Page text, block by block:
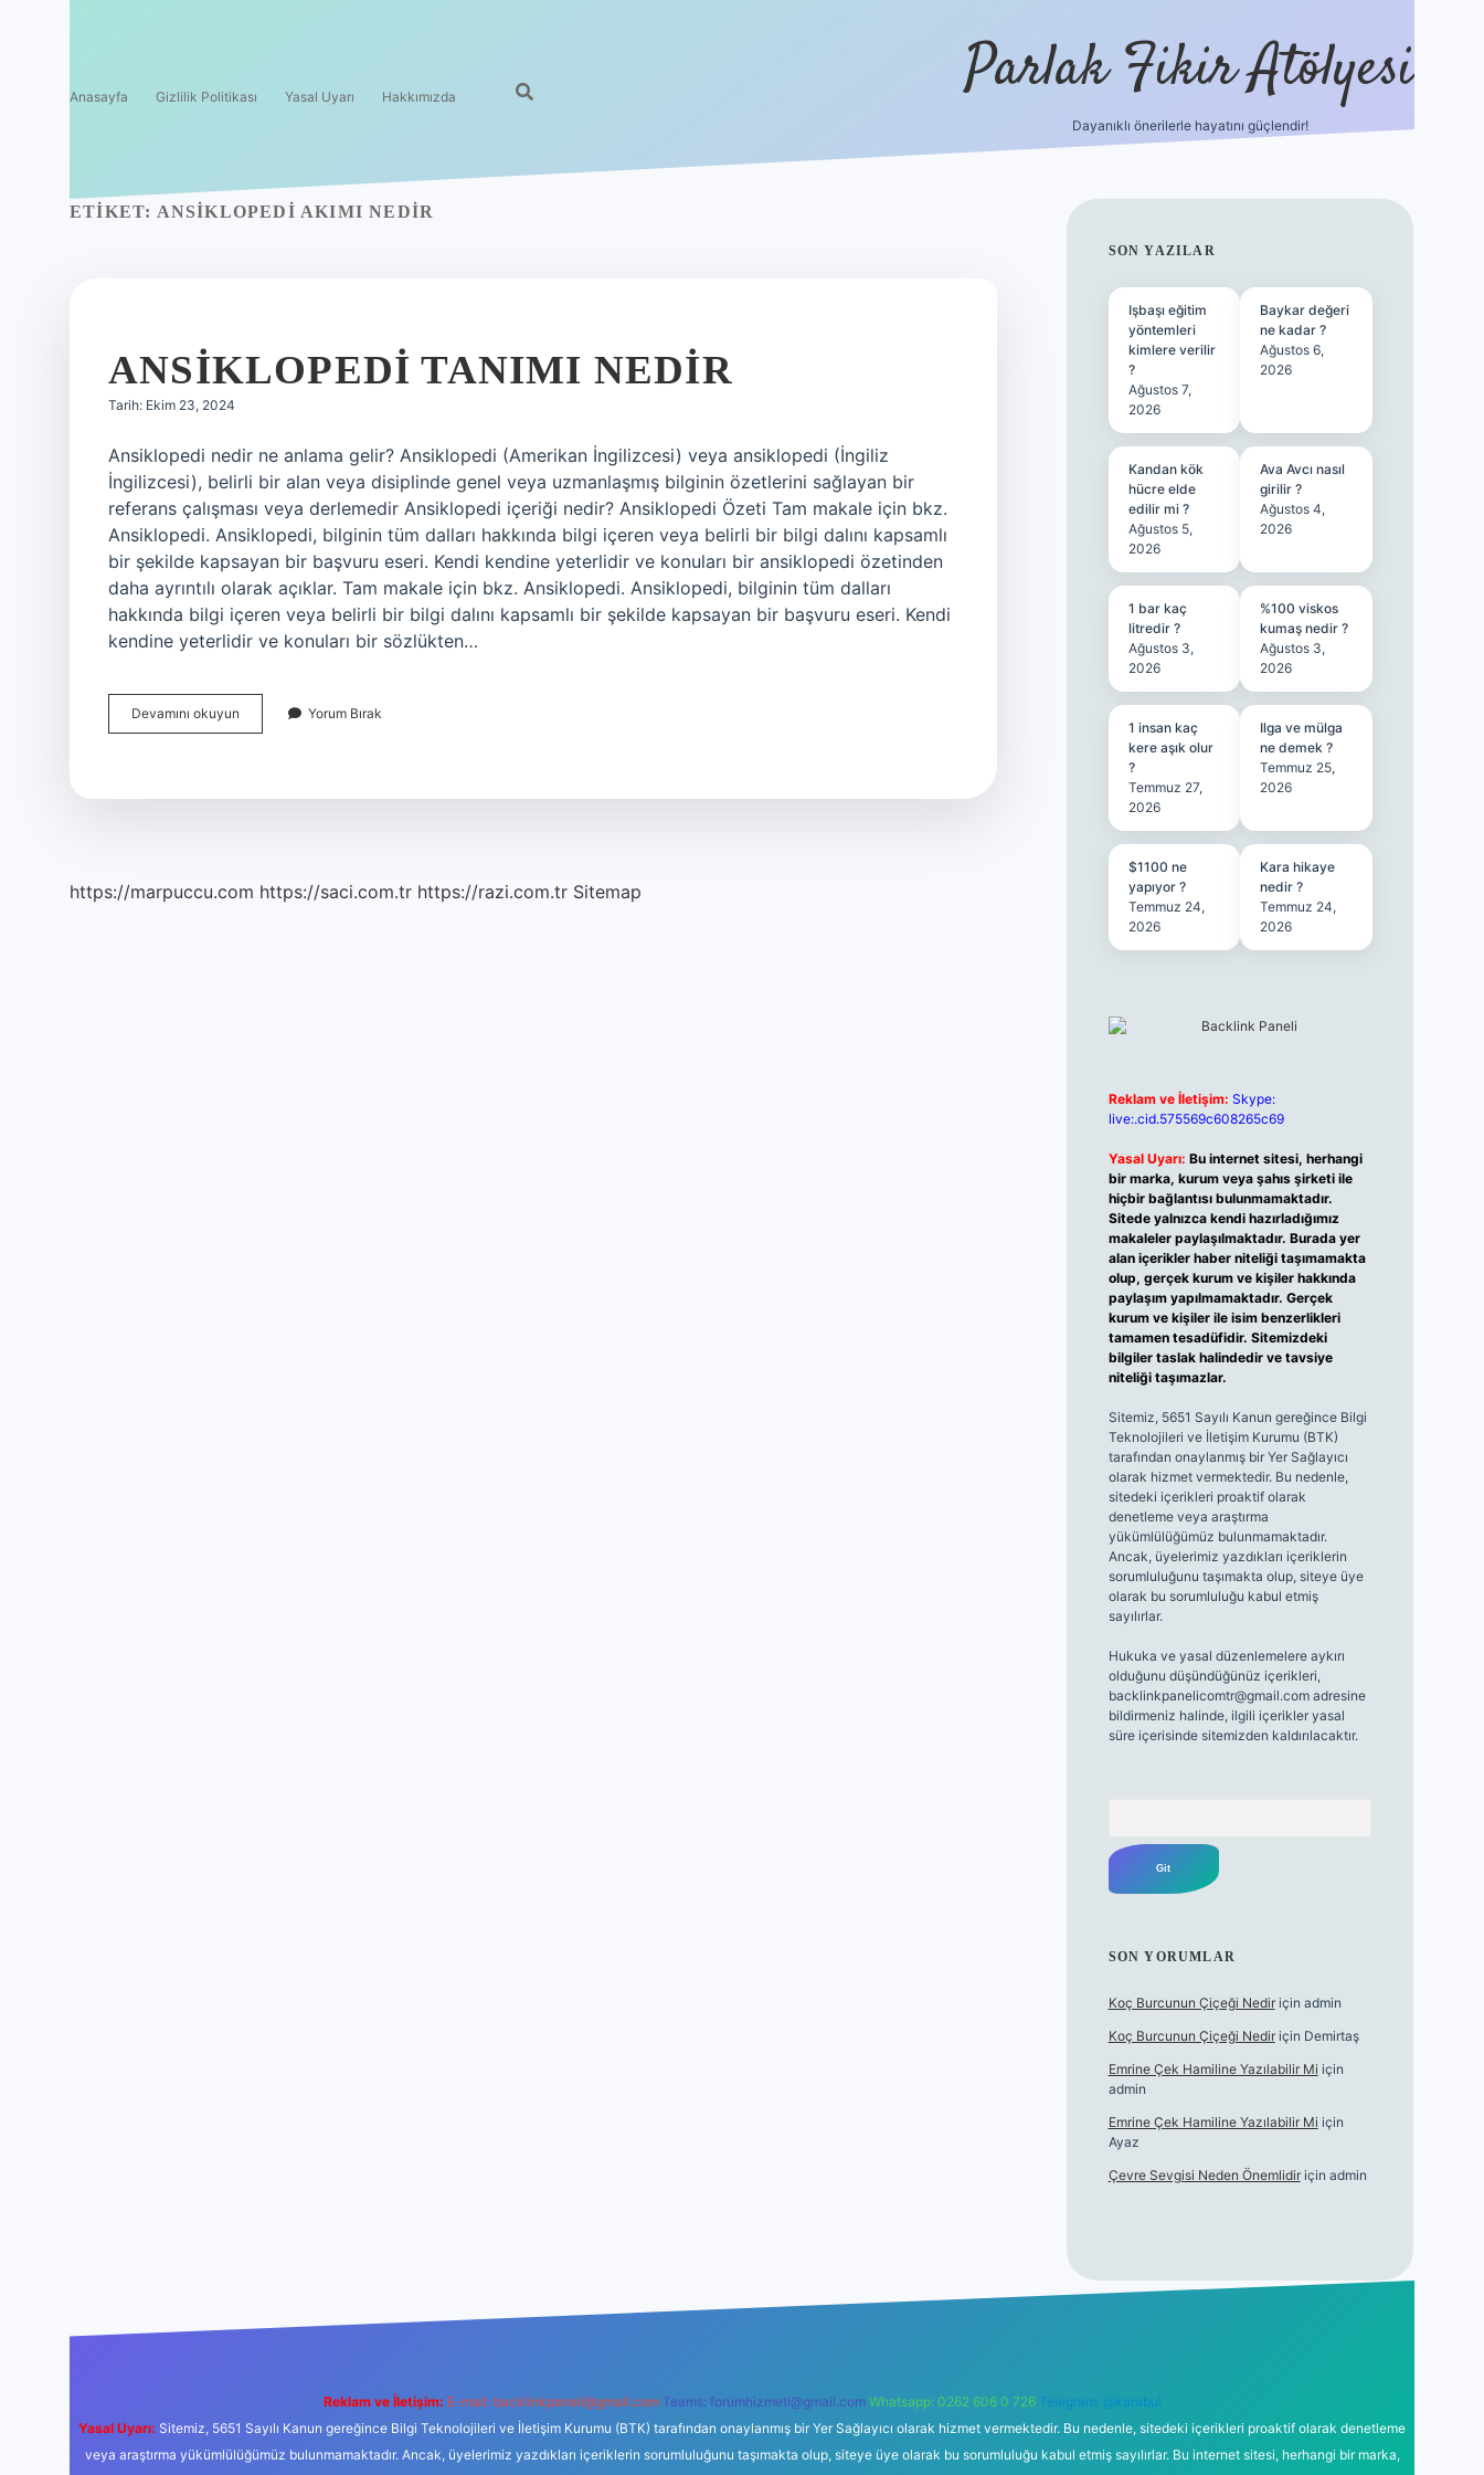
Anasayfa Gizlilik Politikası Yasal Uyarı Hakkımızda Parlak Fikir Atölyesi
Dayanıklı önerilerle hayatını güçlendir!
ETIKET: ANSIKLOPEDI AKIMI NEDIR
ANSIKLOPEDI TANIMI NEDIR
Tarih: Ekim 23, 2024
Ansiklopedi nedir ne anlama gelir? Ansiklopedi (Amerikan İngilizcesi) veya ansiklopedi (İngiliz
İngilizcesi), belirli bir alan veya disiplinde genel veya uzmanlaşmış bilginin özetlerini sağlayan bir
referans çalışması veya derlemedir Ansiklopedi içeriği nedir? Ansiklopedi Özeti Tam makale için bkz.
Ansiklopedi. Ansiklopedi, bilginin tüm dalları hakkında bilgi içeren veya belirli bir bilgi dalını kapsamlı
bir şekilde kapsayan bir başvuru eseri. Kendi kendine yeterlidir ve konuları bir ansiklopedi özetinden
daha ayrıntılı olarak açıklar. Tam makale için bkz. Ansiklopedi. Ansiklopedi, bilginin tüm dalları
hakkında bilgi içeren veya belirli bir bilgi dalını kapsamlı bir şekilde kapsayan bir başvuru eseri. Kendi
kendine yeterlidir ve konuları bir sözlükten…
Devamını okuyun Ansiklopedi
Tanımı
Yorum Bırak
https://marpuccu.com https://saci.com.tr https://razi.com.tr Sitemap
SIDEBAR
SON YAZILAR
Işbaşı eğitim
yöntemleri
kimlere verilir
?
Ağustos 7,
2026
Baykar değeri
ne kadar ?
Ağustos 6,
2026
Kandan kök
hücre elde
edilir mi ?
Ağustos 5,
2026
Ava Avcı nasıl
girilir ?
Ağustos 4,
2026
1 bar kaç
litredir ?
Ağustos 3,
2026
%100 viskos
kumaş nedir ?
Ağustos 3,
2026
1 insan kaç
kere aşık olur
?
Temmuz 27,
2026
Ilga ve mülga
ne demek ?
Temmuz 25,
2026
$1100 ne
yapıyor ?
Temmuz 24,
2026
Kara hikaye
nedir ?
Temmuz 24,
2026
Reklam ve İletişim: Skype:
live:.cid.575569c608265c69
Yasal Uyarı: Bu internet sitesi, herhangi
bir marka, kurum veya şahıs şirketi ile
hiçbir bağlantısı bulunmamaktadır.
Sitede yalnızca kendi hazırladığımız
makaleler paylaşılmaktadır. Burada yer
alan içerikler haber niteliği taşımamakta
olup, gerçek kurum ve kişiler hakkında
paylaşım yapılmamaktadır. Gerçek
kurum ve kişiler ile isim benzerlikleri
tamamen tesadüfidir. Sitemizdeki
bilgiler taslak halindedir ve tavsiye
niteliği taşımazlar.
Sitemiz, 5651 Sayılı Kanun gereğince Bilgi
Teknolojileri ve İletişim Kurumu (BTK)
tarafından onaylanmış bir Yer Sağlayıcı
olarak hizmet vermektedir. Bu nedenle,
sitedeki içerikleri proaktif olarak
denetleme veya araştırma
yükümlülüğümüz bulunmamaktadır.
Ancak, üyelerimiz yazdıkları içeriklerin
sorumluluğunu taşımakta olup, siteye üye
olarak bu sorumluluğu kabul etmiş
sayılırlar.
Hukuka ve yasal düzenlemelere aykırı
olduğunu düşündüğünüz içerikleri,
backlinkpanelicomtr@gmail.comadresine
bildirmeniz halinde, ilgili içerikler yasal
süre içerisinde sitemizden kaldırılacaktır.
SON YORUMLAR
Koç Burcunun Çiçeği Nediriçin admin
Koç Burcunun Çiçeği Nediriçin Demirtaş
Emrine Çek Hamiline Yazılabilir Mi için
admin
Emrine Çek Hamiline Yazılabilir Mi için
Ayaz
Çevre Sevgisi Neden Önemlidiriçin admin
ilbet casino
Reklam ve İletişim: E-mail: backlinkpaneli@gmail.com Teams: forumhizmeti@gmail.com Whatsapp: 0262 606 0 726 Telegram: @karabul
Yasal Uyarı: Sitemiz, 5651 Sayılı Kanun gereğince Bilgi Teknolojileri ve İletişim Kurumu (BTK) tarafından onaylanmış bir Yer Sağlayıcı olarak hizmet vermektedir. Bu nedenle, sitedeki içerikleri proaktif olarak denetleme
veya araştırma yükümlülüğümüz bulunmamaktadır. Ancak, üyelerimiz yazdıkları içeriklerin sorumluluğunu taşımakta olup, siteye üye olarak bu sorumluluğu kabul etmiş sayılırlar. Bu internet sitesi, herhangi bir marka,